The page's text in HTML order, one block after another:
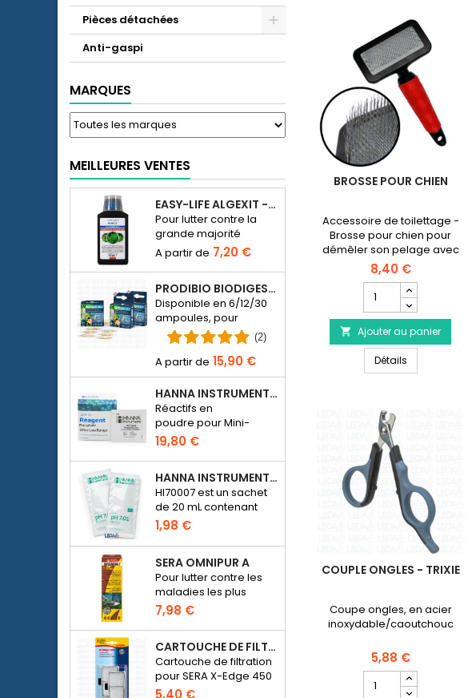
Pièces détachées
Anti-gaspi
MARQUES
MEILLEURES VENTES
EASY-LIFE ALGEXIT - ANTI-ALGUES POUR AQUARIUM
Pour lutter contre la
grande majorité
d’espèces d’algues
dans l’aquarium d’eau
douce.
7,20 €
PRODIBIO BIODIGEST - 6/12/30 AMPOULES
Disponible en 6/12/30
ampoules, pour
ensemencer en
bactériens un
aquarium d’eau de
mer ou d’eau douce.
(2)
15,90 €
HANNA INSTRUMENTS HI774-25 POUR PHOTOMÈTRE PHOSPHATE HI774
Réactifs en
poudre pour Mini-
photomètre Checker
HC Phosphate
(HI774), 25 tests
19,80 €
HANNA INSTRUMENTS HI70007 - SOLUTION D'ÉTALONNAGE PH 7.01 POUR PH-MÈTRE ÉLECTRONIQUE
HI70007 est un sachet
de 20 mL contenant
une solution d'un pH de
7.01 pour étalonner les
pH-mètres
électroniques
1,98 €
SERA OMNIPUR A
Pour lutter contre les
maladies les plus
courantes des
poissons d’ornement
d’eau douce.
7,98 €
CARTOUCHE DE FILTRATION BLANCHE POUR SERA X-EDGE 450 - 2 PIÈCES
Cartouche de filtration
pour SERA X-Edge 450
5,40 €
BROSSE POUR CHIEN
Accessoire de toilettage -
Brosse pour chien pour
démêler son pelage avec
tête interchangeable.
8,40 €
quantité
du
produit
Brosse
pour
chien
 Ajouter au panier
DétailsBrosse pour
COUPLE ONGLES - TRIXIE
Coupe ongles, en acier
inoxydable/caoutchouc
5,88 €
quantité